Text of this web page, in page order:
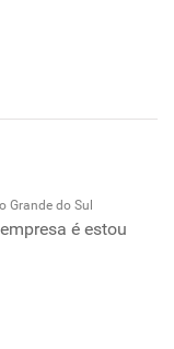
Grande do Sul
é estou